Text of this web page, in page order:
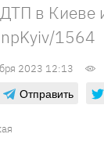
в Киеве
1564
2023 12:13
Отправить